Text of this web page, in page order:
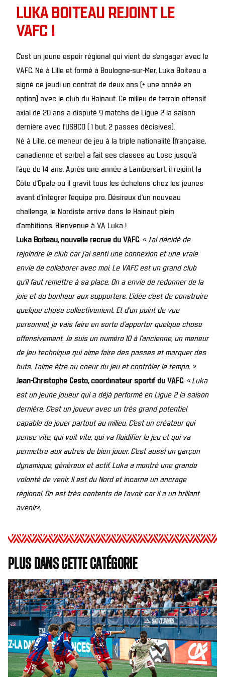
LUKA BOITEAU REJOINT LE
VAFC !
C’est un jeune espoir régional qui vient de s’engager avec le
VAFC. Né à Lille et formé à Boulogne-sur-Mer, Luka Boiteau a
signé ce jeudi un contrat de deux ans (+ une année en
option) avec le club du Hainaut. Ce milieu de terrain offensif
axial de 20 ans a disputé 9 matchs de Ligue 2 la saison
dernière avec l’USBCO ( 1 but, 2 passes décisives).
Né à Lille, ce meneur de jeu à la triple nationalité (française,
canadienne et serbe) a fait ses classes au Losc jusqu’à
l’âge de 14 ans. Après une année à Lambersart, il rejoint la
Côte d’Opale où il gravit tous les échelons chez les jeunes
avant d’intégrer l’équipe pro. Désireux d’un nouveau
challenge, le Nordiste arrive dans le Hainaut plein
d’ambitions. Bienvenue à VA Luka !
Luka Boiteau, nouvelle recrue du VAFC « J’ai décidé de
rejoindre le club car j’ai senti une connexion et une vraie
envie de collaborer avec moi. Le VAFC est un grand club
qu’il faut remettre à sa place. On a envie de redonner de la
joie et du bonheur aux supporters. L’idée c’est de construire
quelque chose collectivement. Et d’un point de vue
personnel, je vais faire en sorte d’apporter quelque chose
offensivement. Je suis un numéro 10 à l’ancienne, un meneur
de jeu technique qui aime faire des passes et marquer des
buts. J’aime être au coeur du jeu et contrôler le tempo. »
Jean-Christophe Cesto, coordinateur sportif du VAFC « Luka
est un jeune joueur qui a déjà performé en Ligue 2 la saison
dernière. C’est un joueur avec un très grand potentiel
capable de jouer partout au milieu. C’est un créateur qui
pense vite, qui voit vite, qui va fluidifier le jeu et qui va
permettre aux autres de bien jouer. C’est aussi un garçon
dynamique, généreux et actif. Luka a montré une grande
volonté de venir. Il est du Nord et incarne un ancrage
régional. On est très contents de l’avoir car il a un brillant
avenir».
Plus dans cette catégorie